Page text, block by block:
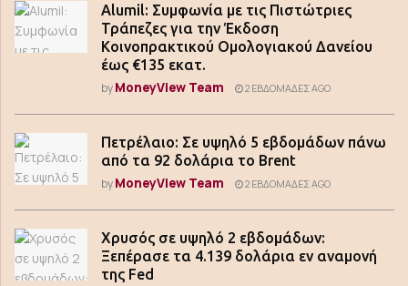
Alumil: Συμφωνία με τις Πιστώτριες
Τράπεζες για την Έκδοση
Κοινοπρακτικού Ομολογιακού Δανείου
έως €135 εκατ.
byMoneyView Team 2 ΕΒΔΟΜΆΔΕΣ AGO
Πετρέλαιο: Σε υψηλό 5 εβδομάδων πάνω
από τα 92 δολάρια το Brent
byMoneyView Team 2 ΕΒΔΟΜΆΔΕΣ AGO
Χρυσός σε υψηλό 2 εβδομάδων:
Ξεπέρασε τα 4.139 δολάρια εν αναμονή
της Fed